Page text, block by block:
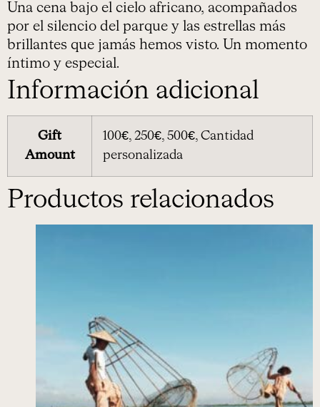
Una cena bajo el cielo africano, acompañados
por el silencio del parque y las estrellas más
brillantes que jamás hemos visto. Un momento
íntimo y especial.
Información adicional
Gift
Amount
100€, 250€, 500€, Cantidad
personalizada
Productos relacionados